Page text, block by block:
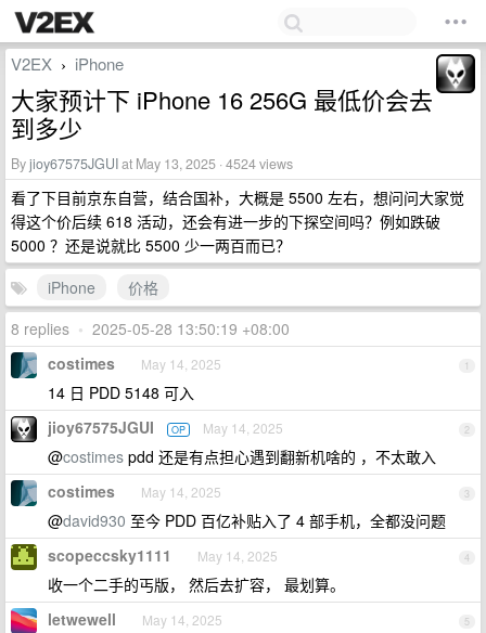
V2EX › iPhone
大家预计下 iPhone 16 256G 最低价会去
到多少
Byjioy67575JGUIat May 13, 2025 · 4524 views
看了下目前京东自营，结合国补，大概是 5500 左右，想问问大家觉
得这个价后续 618 活动，还会有进一步的下探空间吗？例如跌破
5000 ？还是说就比 5500 少一两百而已？
iPhone
价格
8 replies • 2025-05-28 13:50:19 +08:00
1
costimes May 14, 2025
14 日 PDD 5148 可入
2
jioy67575JGUI OP May 14, 2025
@costimes pdd 还是有点担心遇到翻新机啥的 ，不太敢入
3
costimes May 14, 2025
@david930 至今 PDD 百亿补贴入了 4 部手机，全都没问题
4
scopeccsky1111 May 14, 2025
收一个二手的丐版， 然后去扩容， 最划算。
5
letwewell May 14, 2025